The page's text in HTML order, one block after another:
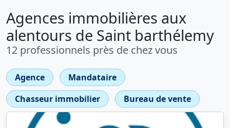
Agences immobilières aux
alentours de Saint barthélemy
12 professionnels près de chez vous
Agence
Mandataire
Chasseur immobilier
Bureau de vente